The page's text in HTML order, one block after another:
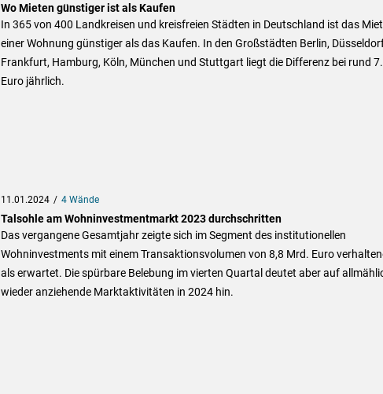
Wo Mieten günstiger ist als Kaufen
In 365 von 400 Landkreisen und kreisfreien Städten in Deutschland ist das
einer Wohnung günstiger als das Kaufen. In den Großstädten Berlin,
Frankfurt, Hamburg, Köln, München und Stuttgart liegt die Differenz bei rund
Euro jährlich.
11.01.2024 4 Wände
Talsohle am Wohninvestmentmarkt 2023 durchschritten
Das vergangene Gesamtjahr zeigte sich im Segment des institutionellen
Wohninvestments mit einem Transaktionsvolumen von 8,8 Mrd. Euro
als erwartet. Die spürbare Belebung im vierten Quartal deutet aber auf
wieder anziehende Marktaktivitäten in 2024 hin.